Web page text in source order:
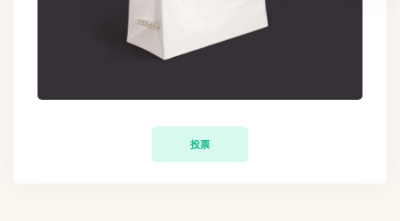
投票